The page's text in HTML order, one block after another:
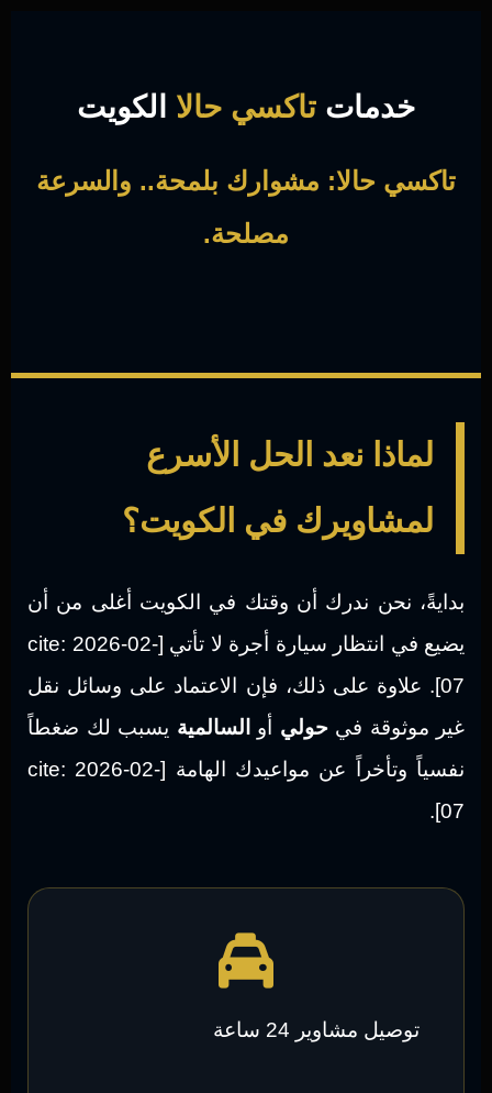
خدمات تاكسي حالا الكويت
تاكسي حالا: مشوارك بلمحة.. والسرعة
مصلحة.
لماذا نعد الحل الأسرع
لمشاويرك في الكويت؟
بدايةً، نحن ندرك أن وقتك في الكويت أغلى من أن
يضيع في انتظار سيارة أجرة لا تأتي [cite: 2026-02-
07]. علاوة على ذلك، فإن الاعتماد على وسائل نقل
غير موثوقة فيحولي أو السالمية يسبب لك ضغطاً
نفسياً وتأخراً عن مواعيدك الهامة [cite: 2026-02-
07].
توصيل مشاوير 24 ساعة